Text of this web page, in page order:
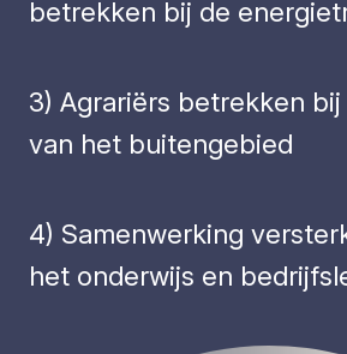
betrekken bij de
3) Agrariërs betrekken
van het buitengebied
4) Samenwerking
het onderwijs en